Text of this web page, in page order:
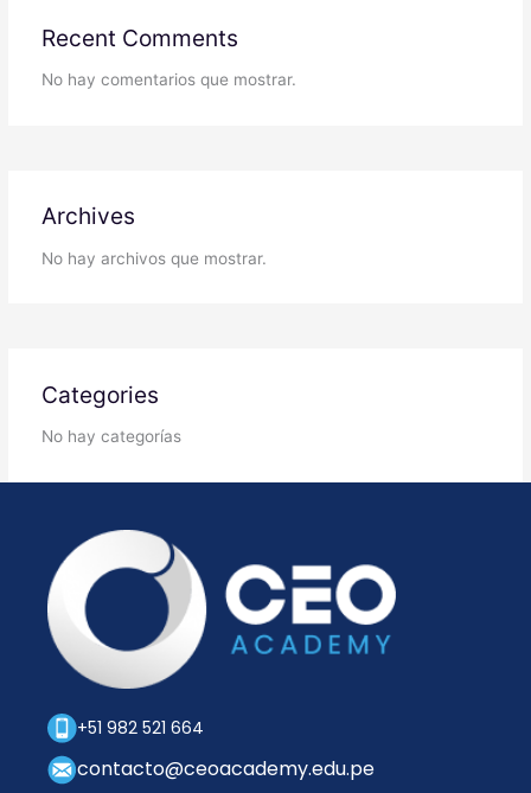
Recent Comments
No hay comentarios que mostrar.
Archives
No hay archivos que mostrar.
Categories
No hay categorías
+51 982 521 664
contacto@ceoacademy.edu.pe